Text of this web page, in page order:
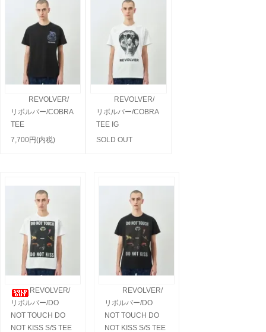
REVOLVER/
リボルバー/COBRA
TEE
7,700円(内税)
REVOLVER/
リボルバー/COBRA
TEE IG
SOLD OUT
REVOLVER/
リボルバー/DO
NOT TOUCH DO
NOT KISS S/S TEE
REVOLVER/
リボルバー/DO
NOT TOUCH DO
NOT KISS S/S TEE